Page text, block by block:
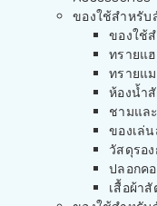
ของใช้สำหรับ
ของใช้
ทรายแ
ทรายแ
ห้องน้ำ
ชามแล
ของเล่
วัสดุรอ
ปลอกค
เสื้อผ้า